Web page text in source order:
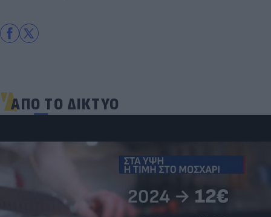
ΑΠΟ ΤΟ ΔΙΚΤΥΟ